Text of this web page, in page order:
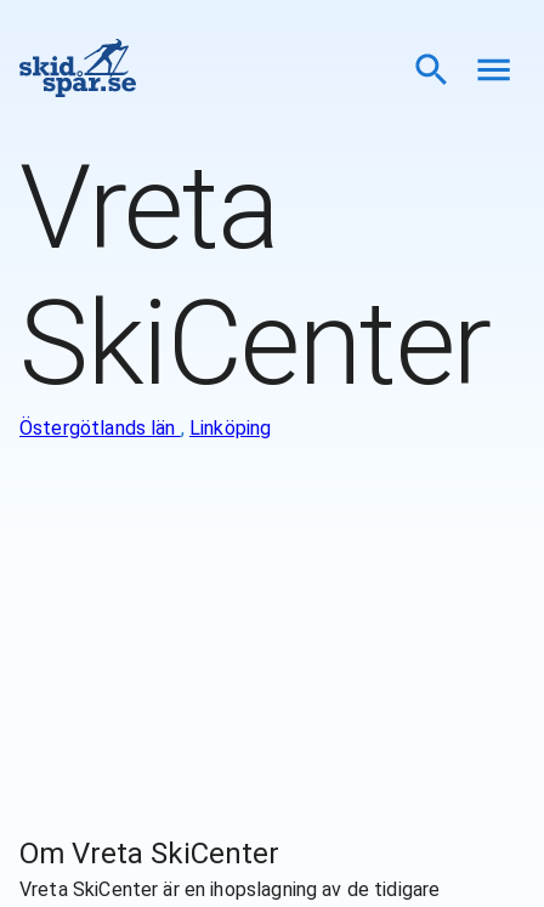
Vreta
SkiCenter
Östergötlands län , Linköping
Om Vreta SkiCenter
Vreta SkiCenter är en ihopslagning av de tidigare